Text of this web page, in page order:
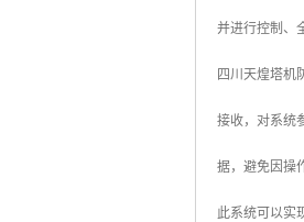
并进行控制、
四川天煌塔机
接收，对系统
据，避免因操
此系统可以实